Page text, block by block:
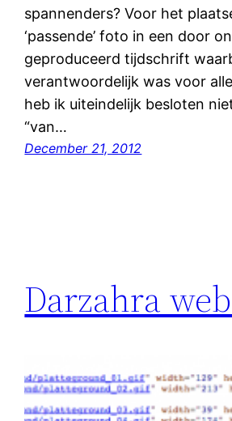
spannenders? Voor het
‘passende’ foto in een door
geproduceerd tijdschrift
verantwoordelijk was voor
heb ik uiteindelijk besloten
“van…
December 21, 2012
Darzahra